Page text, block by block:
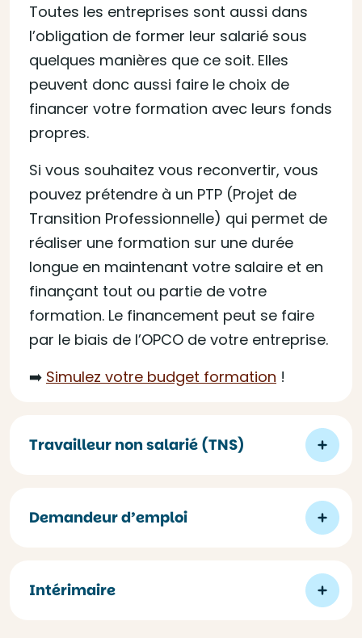
Toutes les entreprises sont aussi dans
l’obligation de former leur salarié sous
quelques manières que ce soit. Elles
peuvent donc aussi faire le choix de
financer votre formation avec leurs fonds
propres.
Si vous souhaitez vous reconvertir, vous
pouvez prétendre à un PTP (Projet de
Transition Professionnelle) qui permet de
réaliser une formation sur une durée
longue en maintenant votre salaire et en
finançant tout ou partie de votre
formation. Le financement peut se faire
par le biais de l’OPCO de votre entreprise.
➡️ Simulez votre budget formation !
Travailleur non salarié (TNS)
Demandeur d’emploi
Intérimaire